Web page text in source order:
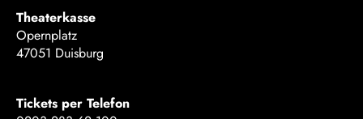
Theaterkasse
Opernplatz
47051 Duisburg
Tickets per Telefon